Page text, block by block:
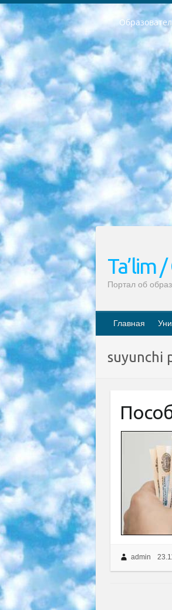
РЕСПУБЛИКА УЗБЕКИСТАН МИНИСТРЕРСТВО ДОШКОЛЬНОГО И ШКОЛЬНОГО ОБРАЗОВАНИЯ КОМАНДА в общеобразовательных учреждениях в 2023-2024 учебном году организация и проведение итоговой государственной аттестации обучающихся о Министра дошкольного и школьного образования Республики Узбекистан от 4 марта 2008 года (постановлением Минюста от 20 марта 2008 года № 1778 государственной регистрации) «Итоговое состояние учащихся общего среднего образования на основании положения об утверждении положения об аттестации общего среднего образования выпускной экзамен студентов в образовательных учреждениях в 2023-2024 учебном году В целях организации и прохождения аттестации приказываю: 1. Следующее: перечень предметов, по которым будет проводиться итоговая государственная аттестация и экзамен формы перевода согласно приложению 1; сертификаты международного образца, оценивающие уровень владения
Ta’lim
Портал об
Главная
suyunchi
admin